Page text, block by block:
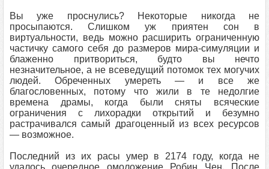
Вы уже проснулись? Некоторые никогда не
просыпаются. Слишком уж приятен сон в
виртуальности, ведь можно расширить ограниченную
частичку самого себя до размеров мира-симуляции и
блаженно притвориться, будто вы нечто
незначительное, а не всеведущий потомок тех могучих
людей. Обреченных умереть — и все же
благословенных, потому что жили в те недолгие
времена драмы, когда были сняты всяческие
ограничения с лихорадки открытий и безумно
растрачивался самый драгоценный из всех ресурсов
— возможное.
Последний из их расы умер в 2174 году, когда не
удалось очередное омоложение Робин Чен. После